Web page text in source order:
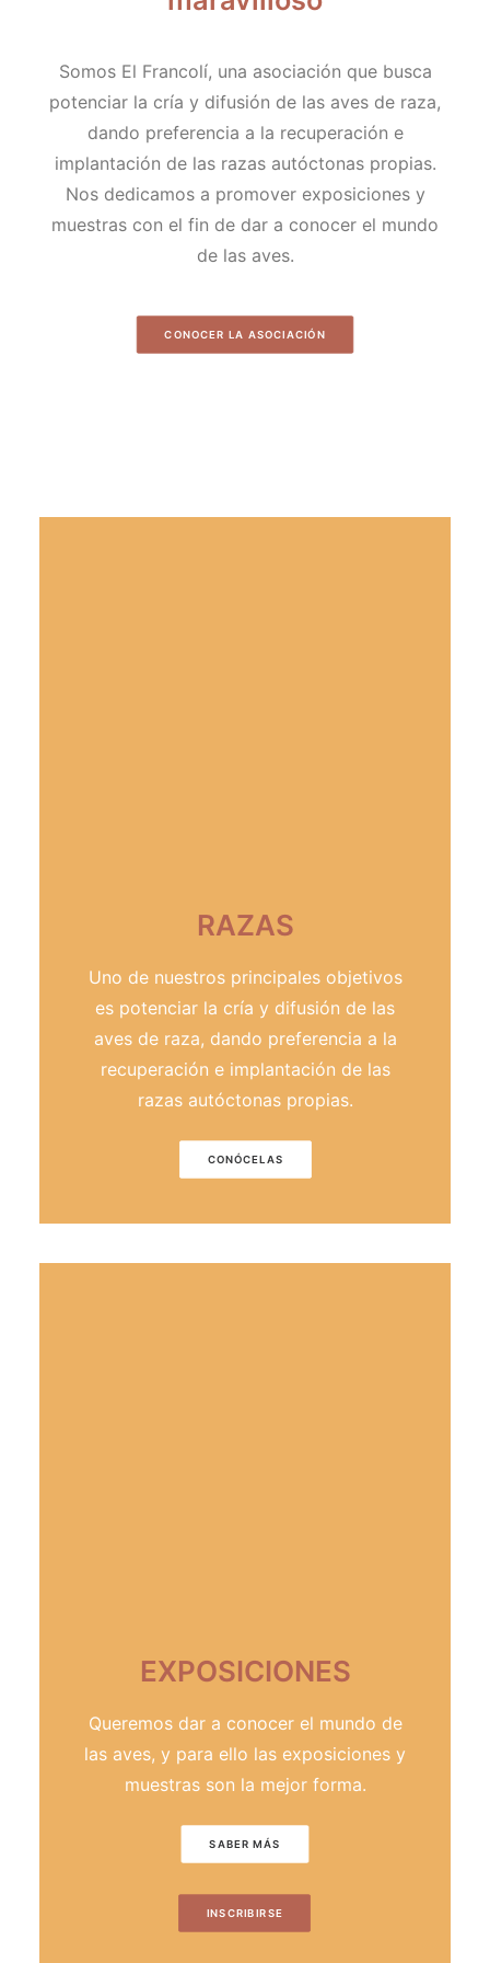
Somos El Francolí, una asociación que busca
potenciar la cría y difusión de las aves de raza,
dando preferencia a la recuperación e
implantación de las razas autóctonas propias.
Nos dedicamos a promover exposiciones y
muestras con el fin de dar a conocer el mundo
de las aves.
CONOCER LA ASOCIACIÓN
RAZAS
Uno de nuestros principales objetivos
es potenciar la cría y difusión de las
aves de raza, dando preferencia a la
recuperación e implantación de las
razas autóctonas propias.
CONÓCELAS
EXPOSICIONES
Queremos dar a conocer el mundo de
las aves, y para ello las exposiciones y
muestras son la mejor forma.
SABER MÁS
INSCRIBIRSE